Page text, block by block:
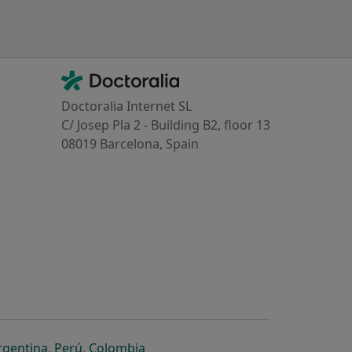
Contacto
Doctoralia - Homepage
Doctoralia Internet SL
C/ Josep Pla 2 - Building B2, floor 13
08019 Barcelona, Spain
separador
num novo separador
abre num novo separador
, Perúabre num novo separador
, Colombiaabre num novo separador